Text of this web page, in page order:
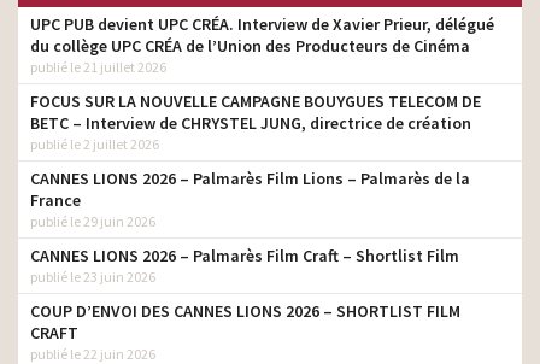
UPC PUB devient UPC CRÉA. Interview de Xavier Prieur, délégué
du collège UPC CRÉA de l’Union des Producteurs de Cinéma
publié le 21 juillet 2026
FOCUS SUR LA NOUVELLE CAMPAGNE BOUYGUES TELECOM DE
BETC – Interview de CHRYSTEL JUNG, directrice de création
publié le 2 juillet 2026
CANNES LIONS 2026 – Palmarès Film Lions – Palmarès de la
France
publié le 29 juin 2026
CANNES LIONS 2026 – Palmarès Film Craft – Shortlist Film
publié le 23 juin 2026
COUP D’ENVOI DES CANNES LIONS 2026 – SHORTLIST FILM
CRAFT
publié le 22 juin 2026